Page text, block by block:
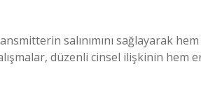
salınımını sağlayarak
düzenli cinsel ilişkinin hem